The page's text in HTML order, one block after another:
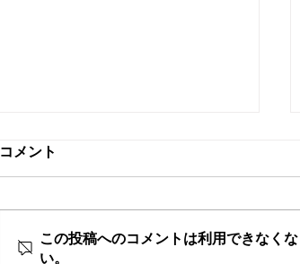
浦和みこし渡御
コメント
この投稿へのコメントは利用できなく
い。